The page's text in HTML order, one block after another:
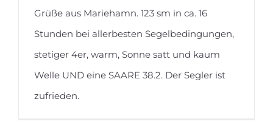
Grüße aus Mariehamn. 123 sm in ca. 16
Stunden bei allerbesten Segelbedingungen,
stetiger 4er, warm, Sonne satt und kaum
Welle UND eine SAARE 38.2. Der Segler ist
zufrieden.